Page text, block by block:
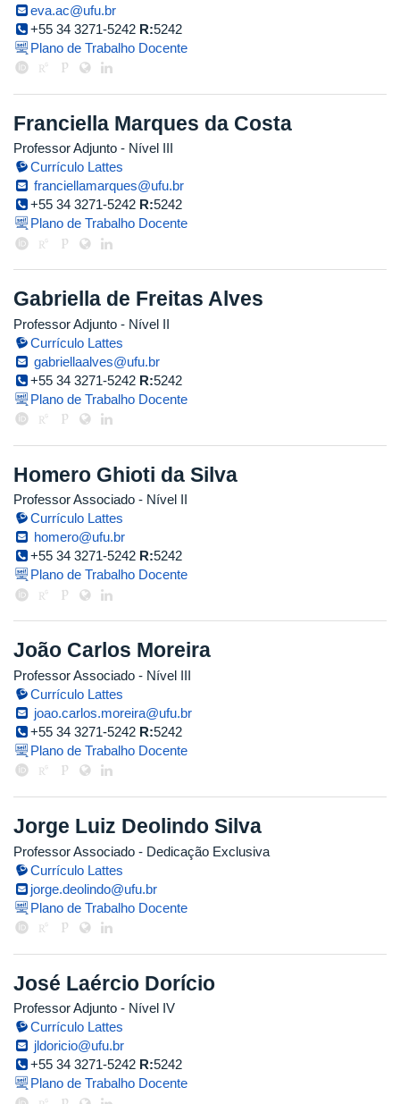
eva.ac@ufu.br
+55 34 3271-5242 R:5242
Plano de Trabalho Docente
Franciella Marques da Costa
Professor Adjunto - Nível III
Currículo Lattes
franciellamarques@ufu.br
+55 34 3271-5242 R:5242
Plano de Trabalho Docente
Gabriella de Freitas Alves
Professor Adjunto - Nível II
Currículo Lattes
gabriellaalves@ufu.br
+55 34 3271-5242 R:5242
Plano de Trabalho Docente
Homero Ghioti da Silva
Professor Associado - Nível II
Currículo Lattes
homero@ufu.br
+55 34 3271-5242 R:5242
Plano de Trabalho Docente
João Carlos Moreira
Professor Associado - Nível III
Currículo Lattes
joao.carlos.moreira@ufu.br
+55 34 3271-5242 R:5242
Plano de Trabalho Docente
Jorge Luiz Deolindo Silva
Professor Associado - Dedicação Exclusiva
Currículo Lattes
jorge.deolindo@ufu.br
Plano de Trabalho Docente
José Laércio Dorício
Professor Adjunto - Nível IV
Currículo Lattes
jldoricio@ufu.br
+55 34 3271-5242 R:5242
Plano de Trabalho Docente